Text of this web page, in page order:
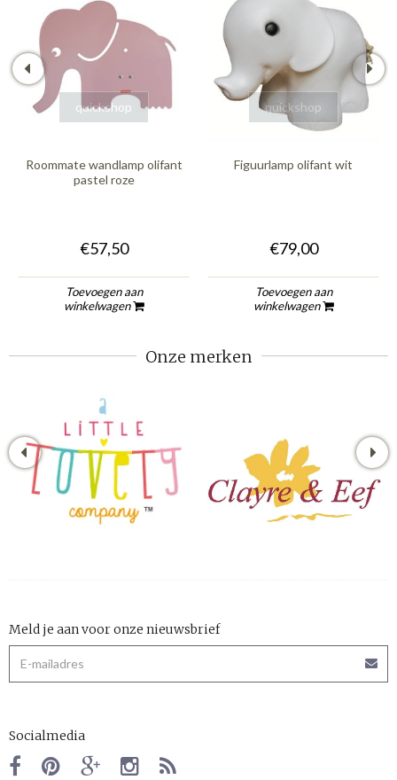
quickshop
Roommate wandlamp olifant
pastel roze
€57,50
Toevoegen aan
winkelwagen
quickshop
Figuurlamp olifant wit
€79,00
Toevoegen aan
winkelwagen
Onze merken
Meld je aan voor onze nieuwsbrief
Socialmedia